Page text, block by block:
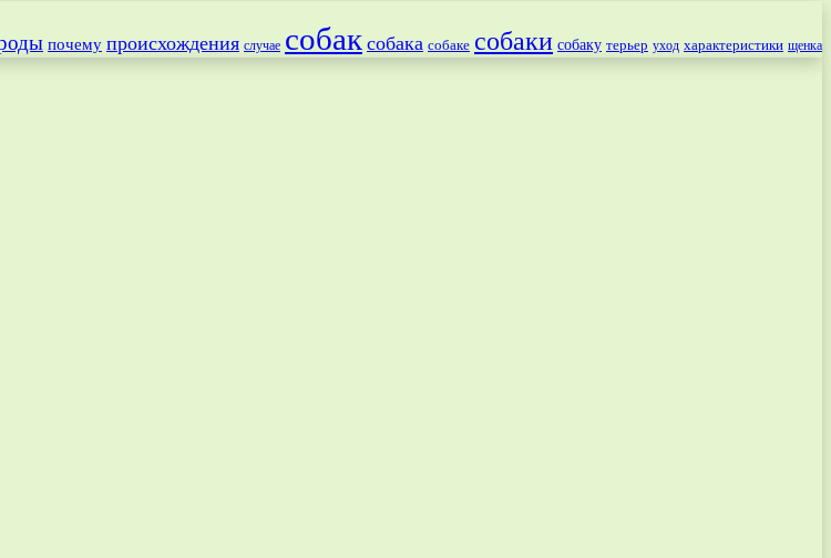
почему происхождения случае собак собака собаке собаки собаку терьер уход характеристики щенка